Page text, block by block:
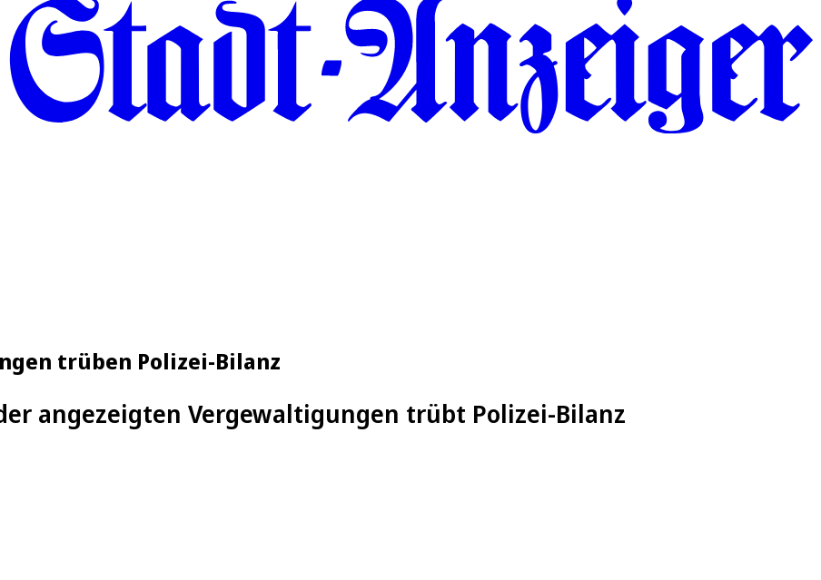
trüben Polizei-Bilanz
angezeigten Vergewaltigungen trübt Polizei-Bilanz